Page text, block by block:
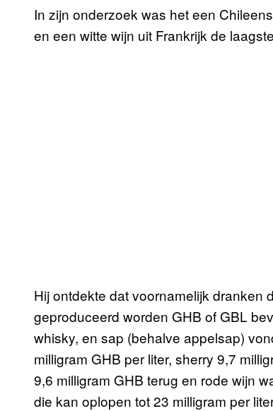
In zijn onderzoek was het een
en een witte wijn uit Frankrijk de
Hij ontdekte dat voornamelijk dranken
geproduceerd worden GHB of GBL
whisky, en sap (behalve appelsap)
milligram GHB per liter, sherry 9,7
9,6 milligram GHB terug en rode wijn
die kan oplopen tot 23 milligram per